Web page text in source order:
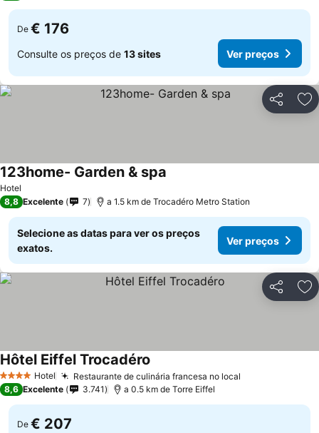
De € 176
Consulte os preços de 13 sites Ver preços
Partilhar
Hotel
123home- Garden & spa
8,8 Excelente 7 a 1.5 km de Trocadéro Metro Station
Selecione as datas para ver os preços
exatos.
Ver preços
Partilhar
4 EstrelasHotel Restaurante de culinária francesa no local
Hôtel Eiffel Trocadéro
8,6 Excelente 3.741 a 0.5 km de Torre Eiffel
De € 207